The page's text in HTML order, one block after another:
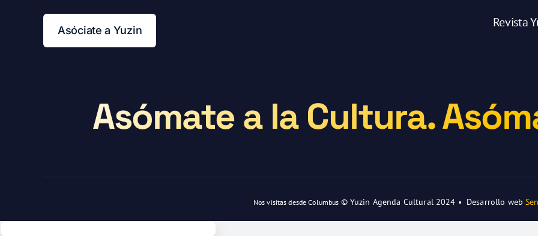
Asóciate a Yuzin
Revista
Asómate a la Cultura.
Nos visitas desde Columbus © Yuzin Agenda Cultural 2024 • Desarrollo web